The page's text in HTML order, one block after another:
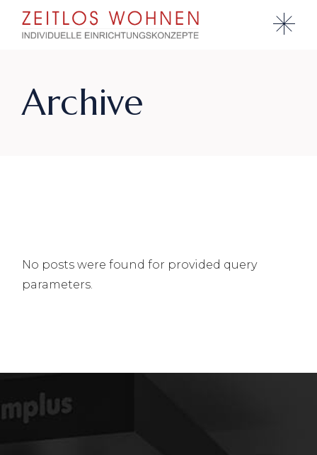
content
Archive
No posts were found for provided query
parameters.